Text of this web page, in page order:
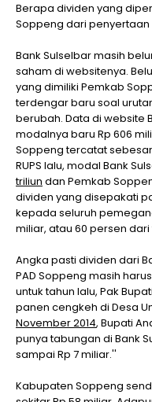
Berapa dividen yang
Soppeng dari penyertaan
Bank Sulselbar masih
saham di websitenya.
yang dimiliki Pemkab
terdengar baru soal
berubah. Data di website
modalnya baru Rp 606
Soppeng tercatat
RUPS lalu, modal Bank
triliun dan Pemkab
dividen yang disepakati
kepada seluruh
miliar, atau 60 persen
Angka pasti dividen dari
PAD Soppeng masih
untuk tahun lalu, Pak
panen cengkeh di Desa
November 2014, Bupati
punya tabungan di Bank
sampai Rp 7 miliar.''
Kabupaten Soppeng